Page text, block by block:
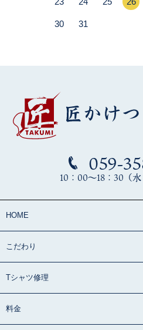
059-
10：00～18：30（水
HOME
こだわり
Tシャツ修理
料金